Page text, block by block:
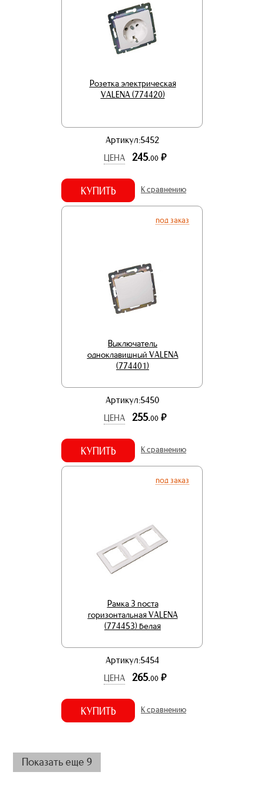
Розетка электрическая
VALENA (774420)
Артикул:5452
ЦЕНА
245.00 р.
КУПИТЬ К сравнению
под заказ
Выключатель
одноклавишный VALENA
(774401)
Артикул:5450
ЦЕНА
255.00 р.
КУПИТЬ К сравнению
под заказ
Рамка 3 поста
горизонтальная VALENA
(774453) белая
Артикул:5454
ЦЕНА
265.00 р.
КУПИТЬ К сравнению
Показать еще 9